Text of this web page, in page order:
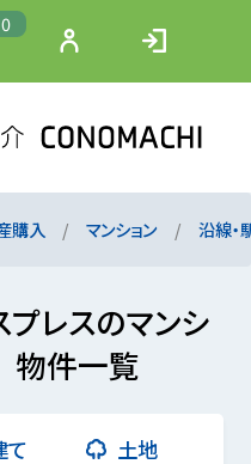
0
購入 マンション 沿線・
プレスのマンシ
物件一覧
て 土地